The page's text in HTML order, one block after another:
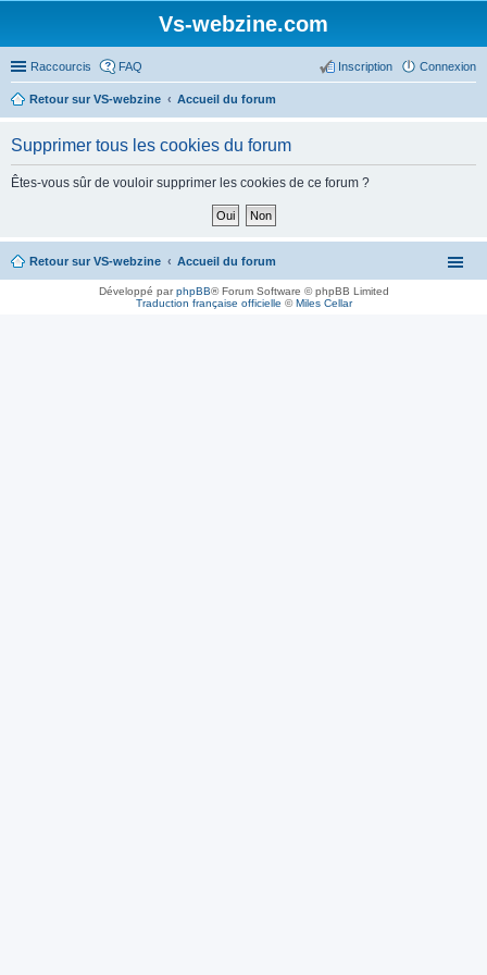
Vs-webzine.com
Raccourcis FAQ Connexion
Inscription
Retour sur VS-webzine Accueil du forum
Supprimer tous les cookies du forum
Êtes-vous sûr de vouloir supprimer les cookies de ce forum ?
Retour sur VS-webzine Accueil du forum
Développé parphpBB® Forum Software © phpBB Limited
Traduction française officielle ©Miles Cellar